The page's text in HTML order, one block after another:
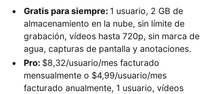
Gratis para siempre: 1 usuario, 2 GB de
almacenamiento en la nube, sin límite de
grabación, vídeos hasta 720p, sin marca de
agua, capturas de pantalla y anotaciones.
Pro: $8,32/usuario/mes facturado
mensualmente o $4,99/usuario/mes
facturado anualmente, 1 usuario, vídeos